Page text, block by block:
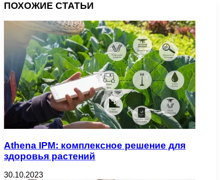
ПОХОЖИЕ СТАТЬИ
Athena IPM: комплексное решение для
здоровья растений
30.10.2023